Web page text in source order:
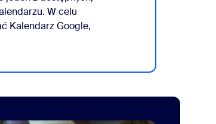
W celu
Kalendarz Google,